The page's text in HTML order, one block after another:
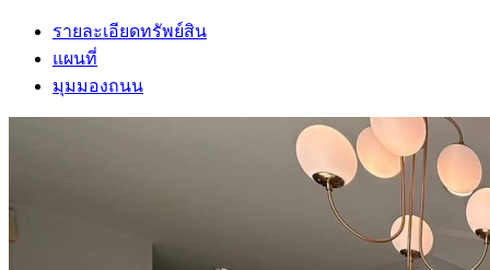
รายละเอียดทรัพย์สิน
แผนที่
มุมมองถนน